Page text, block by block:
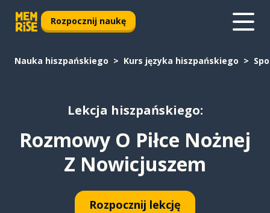
Rozpocznij naukę
Nauka hiszpańskiego Kurs języka hiszpańskiego
Lekcja hiszpańskiego:
Rozmowy O Piłce Nożnej
Z Nowicjuszem
Rozpocznij lekcję